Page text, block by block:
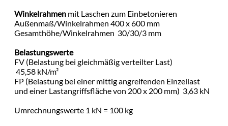
Winkelrahmen mit Laschen zum Einbetonieren
Außenmaß/Winkelrahmen 400 x 600 mm
Gesamthöhe/Winkelrahmen 30/30/3 mm
Belastungswerte
FV (Belastung bei gleichmäßig verteilter Last)
45,58 kN/m²
FP (Belastung bei einer mittig angreifenden Einzellast
und einer Lastangriffsfläche von 200 x 200 mm) 3,63 kN
Umrechnungswerte 1 kN = 100 kg